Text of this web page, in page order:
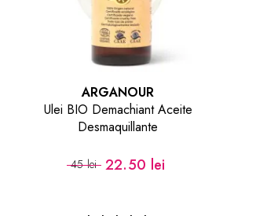
ARGANOUR
Ulei BIO Demachiant Aceite
Desmaquillante
45 lei 22.50 lei